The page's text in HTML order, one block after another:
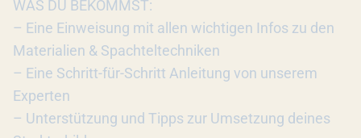
WAS DU BEKOMMST:
– Eine Einweisung mit allen wichtigen Infos zu den
Materialien & Spachteltechniken
– Eine Schritt-für-Schritt Anleitung von unserem
Experten
– Unterstützung und Tipps zur Umsetzung deines